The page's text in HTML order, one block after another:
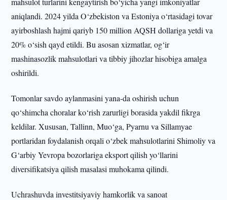
aniqlandi. 2024 yilda O‘zbekiston va Estoniya o‘rtasidagi tovar
ayirboshlash hajmi qariyb 150 million AQSH dollariga yetdi va
20% o‘sish qayd etildi. Bu asosan xizmatlar, og‘ir
mashinasozlik mahsulotlari va tibbiy jihozlar hisobiga amalga
oshirildi.
Tomonlar savdo aylanmasini yana-da oshirish uchun
qo‘shimcha choralar ko‘rish zarurligi borasida yakdil fikrga
keldilar. Xususan, Tallinn, Muo‘ga, Pyarnu va Sillamyae
portlaridan foydalanish orqali o‘zbek mahsulotlarini Shimoliy va
G‘arbiy Yevropa bozorlariga eksport qilish yo‘llarini
diversifikatsiya qilish masalasi muhokama qilindi.
Uchrashuvda investitsiyaviy hamkorlik va sanoat